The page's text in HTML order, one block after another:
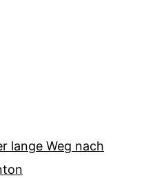
lange Weg nach